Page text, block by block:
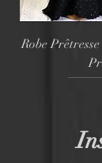
Robe